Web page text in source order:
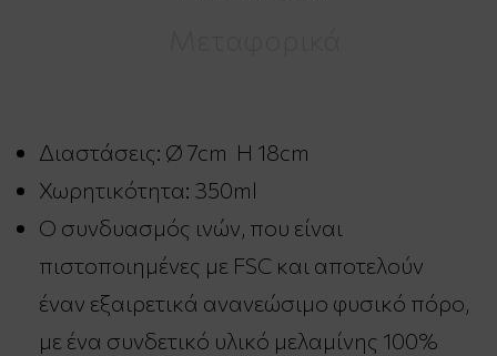
Διαστάσεις: Ø 7cm H 18cm
Χωρητικότητα: 350ml
Ο συνδυασμός ινών, που είναι
πιστοποιημένες με FSC και αποτελούν
έναν εξαιρετικά ανανεώσιμο φυσικό πόρο,
με ένα συνδετικό υλικό μελαμίνης 100%